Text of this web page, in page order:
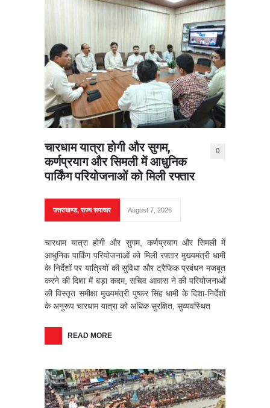
चारधाम यात्रा होगी और सुगम,
कर्णप्रयाग और सिमली में आधुनिक
पार्किंग परियोजनाओं को मिली रफ्तार
0
उत्तराखण्ड,राज्य समाचार August 7, 2026
चारधाम यात्रा होगी और सुगम, कर्णप्रयाग और सिमली में
आधुनिक पार्किंग परियोजनाओं को मिली रफ्तार मुख्यमंत्री धामी
के निर्देशों पर यात्रियों की सुविधा और ट्रैफिक प्रबंधन मजबूत
करने की दिशा में बड़ा कदम, सचिव आवास ने की परियोजनाओं
की विस्तृत समीक्षा मुख्यमंत्री पुष्कर सिंह धामी के दिशा-निर्देशों
के अनुरूप चारधाम यात्रा को अधिक सुरक्षित, सुव्यवस्थित
READ MORE